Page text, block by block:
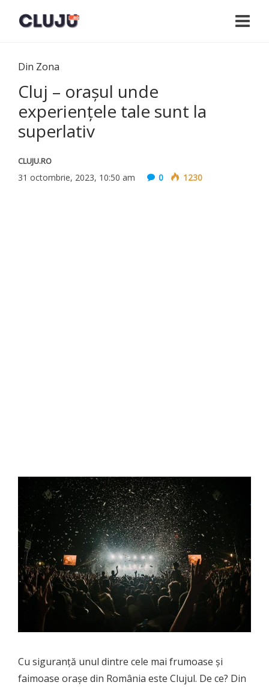
Din Zona
Cluj – orașul unde
experiențele tale sunt la
superlativ
CLUJU.RO
31 octombrie, 2023, 10:50 am 0 1230
Cu siguranță unul dintre cele mai frumoase și
faimoase orașe din România este Clujul. De ce? Din